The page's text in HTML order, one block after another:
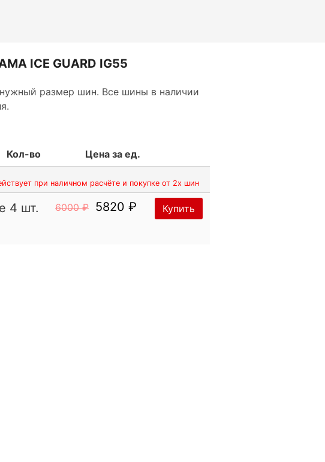
ICE GUARD IG55
размер шин. Все шины в наличии
Кол-во Цена за ед.
при наличном расчёте и покупке от 2х шин
4 шт. 6000 ₽ 5820 ₽ Купить